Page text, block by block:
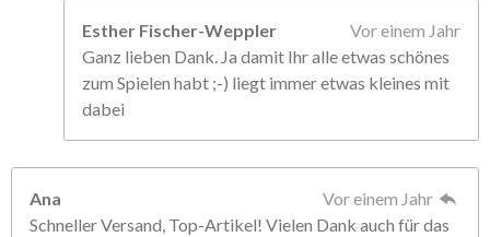
Esther Fischer-Weppler
Vor einem Jahr
Ganz lieben Dank. Ja damit Ihr alle etwas schönes
zum Spielen habt ;-) liegt immer etwas kleines mit
dabei
Ana
Vor einem Jahr
Schneller Versand, Top-Artikel! Vielen Dank auch für das